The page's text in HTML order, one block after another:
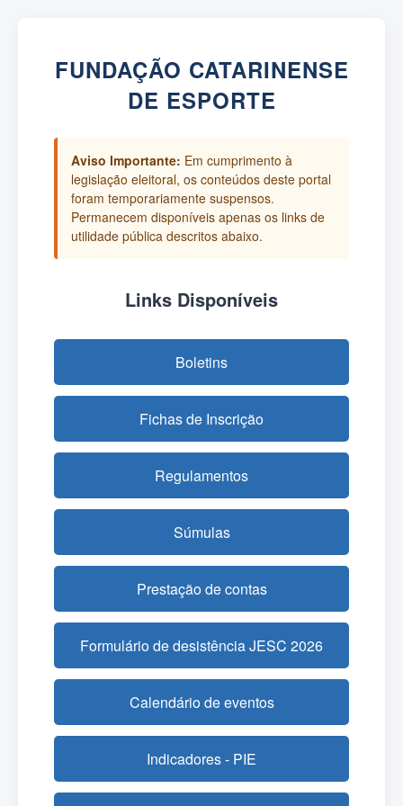
FUNDAÇÃO CATARINENSE
DE ESPORTE
Aviso Importante: Em cumprimento à
legislação eleitoral, os conteúdos deste portal
foram temporariamente suspensos.
Permanecem disponíveis apenas os links de
utilidade pública descritos abaixo.
Links Disponíveis
Boletins
Fichas de Inscrição
Regulamentos
Súmulas
Prestação de contas
Formulário de desistência JESC 2026
Calendário de eventos
Indicadores - PIE